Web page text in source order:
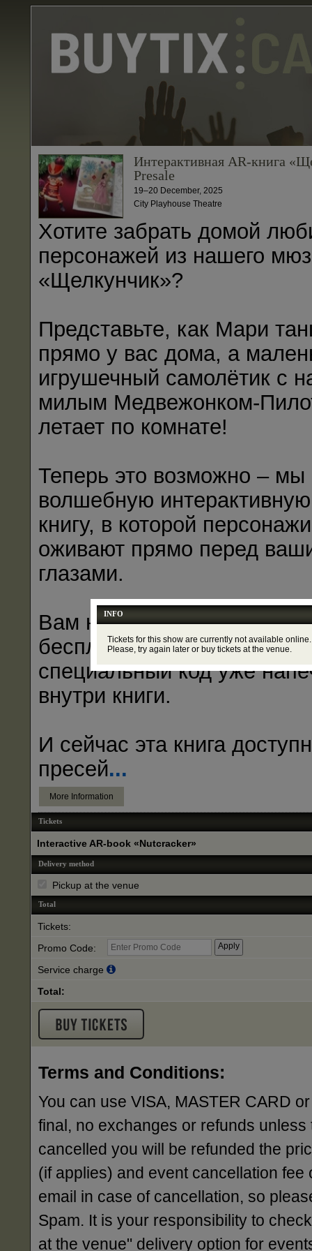
Интерактивная AR-книга
Presale
19–20 December, 2025
City Playhouse Theatre
Хотите забрать домой
персонажей из нашего
«Щелкунчик»?
Представьте, как Мари
прямо у вас дома, а
игрушечный самолётик с
милым Медвежонком-
летает по комнате!
Теперь это возможно – мы
волшебную
книгу, в которой персонажи
оживают прямо перед
глазами.
Вам нужен только
бесплатное приложение –
специальный код уже
внутри книги.
И сейчас эта книга
пресей...
More Information
Tickets
Interactive AR-book «Nutcracker»
Delivery method
Pickup at the venue
Total
Tickets:
Promo Code:
Service charge
Total:
Terms and Conditions:
You can use VISA, MASTER CARD
final, no exchanges or refunds
cancelled you will be refunded the
(if applies) and event cancellation
email in case of cancellation, so
Spam. It is your responsibility to
at the venue" delivery option for
INFO
Tickets for this show are currently not available online.
Please, try again later or buy tickets at the venue.